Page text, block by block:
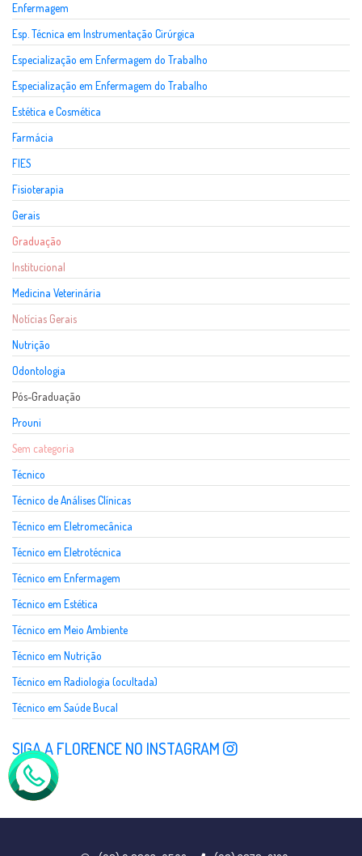
Enfermagem
Esp. Técnica em Instrumentação Cirúrgica
Especialização em Enfermagem do Trabalho
Especialização em Enfermagem do Trabalho
Estética e Cosmética
Farmácia
FIES
Fisioterapia
Gerais
Graduação
Institucional
Medicina Veterinária
Notícias Gerais
Nutrição
Odontologia
Pós-Graduação
Prouni
Sem categoria
Técnico
Técnico de Análises Clínicas
Técnico em Eletromecânica
Técnico em Eletrotécnica
Técnico em Enfermagem
Técnico em Estética
Técnico em Meio Ambiente
Técnico em Nutrição
Técnico em Radiologia (ocultada)
Técnico em Saúde Bucal
SIGA A FLORENCE NO INSTAGRAM